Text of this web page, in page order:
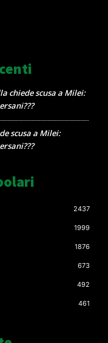
chiede scusa a Milei:
scusa a Milei:
2437
1999
1876
673
492
461